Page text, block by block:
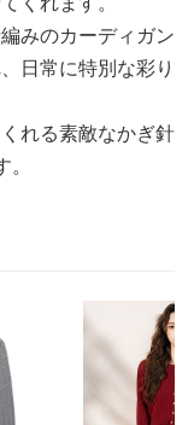
みのカーディガン
日常に特別な彩り
れる素敵なかぎ針